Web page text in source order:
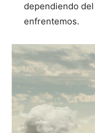
dependiendo
enfrentemos.